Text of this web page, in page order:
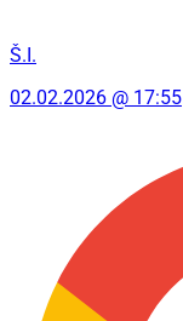
Š.I.
02.02.2026 @ 17:55